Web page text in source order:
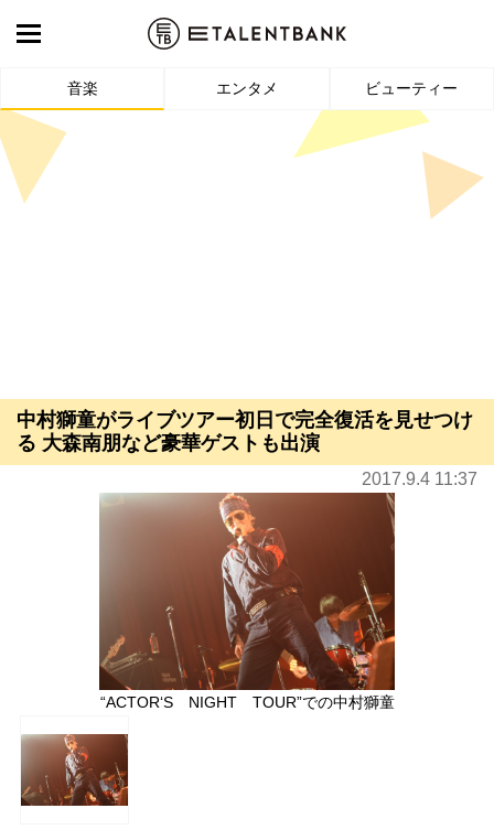
音楽 エンタメ ビューティー
中村獅童がライブツアー初日で完全復活を見せつけ
る 大森南朋など豪華ゲストも出演
2017.9.4 11:37
“ACTOR‘S NIGHT TOUR”での中村獅童